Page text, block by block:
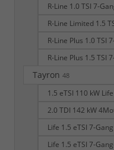
R-Line 1.0 TSI 7-
R-Line Limited 1.5
R-Line Plus 1.0 TSI
R-Line Plus 1.5 TSI
Tayron 48
1.5 eTSI 110 kW Life
2.0 TDI 142 kW
Life 1.5 eTSI 7-
Life 1.5 eTSI 7-